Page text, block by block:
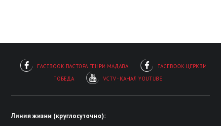
FACEBOOK ПАСТОРА ГЕНРИ МАДАВА
FACEBOOK ЦЕРКВИ
ПОБЕДА
VCTV - КАНАЛ YOUTUBE
Линия жизни (круглосуточно):